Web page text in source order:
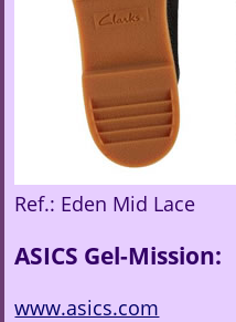
Ref.: Eden Mid Lace
ASICS Gel-Mission:
www.asics.com